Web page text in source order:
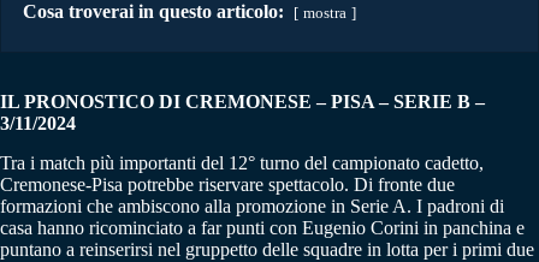
Cosa troverai in questo articolo: mostra
IL PRONOSTICO DI CREMONESE – PISA – SERIE B –
3/11/2024
Tra i match più importanti del 12° turno del campionato cadetto,
Cremonese-Pisa potrebbe riservare spettacolo. Di fronte due
formazioni che ambiscono alla promozione in Serie A. I padroni di
casa hanno ricominciato a far punti con Eugenio Corini in panchina e
puntano a reinserirsi nel gruppetto delle squadre in lotta per i primi due